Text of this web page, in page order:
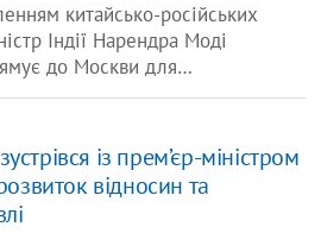
китайсько-російських
Індії Нарендра Моді
до Москви для…
із прем’єр-міністром
відносин та